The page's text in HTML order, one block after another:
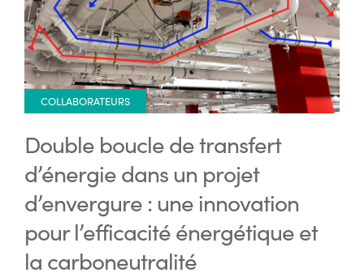
COLLABORATEURS
Double boucle de transfert
d’énergie dans un projet
d’envergure : une innovation
pour l’efficacité énergétique et
la carboneutralité